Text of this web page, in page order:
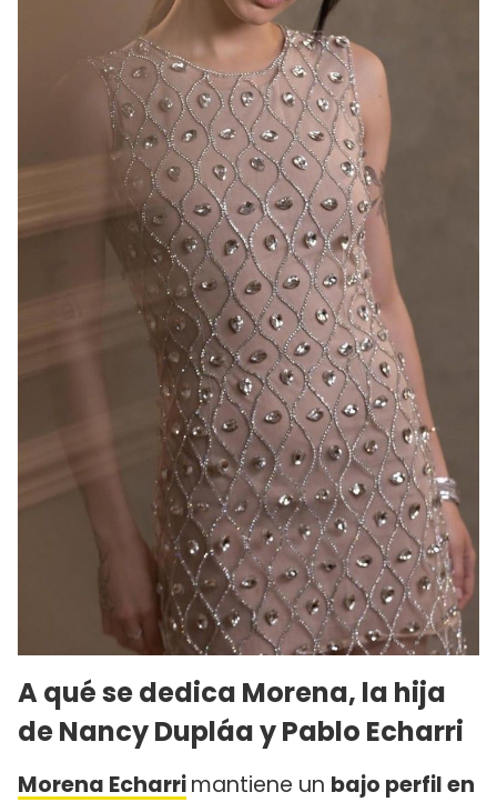
A qué se dedica Morena, la hija
de Nancy Dupláa y Pablo Echarri
Morena Echarrimantiene un bajo perfil en